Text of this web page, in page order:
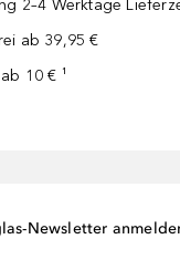
2–4 Werktage
ab 39,95 €
10 € ¹
Newsletter